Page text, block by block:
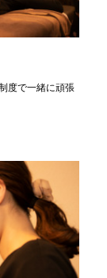
度で一緒に頑張